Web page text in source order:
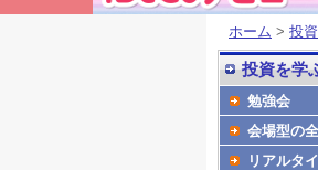
ホーム > 投
投資を学
勉強会
会場型の
リアルタ